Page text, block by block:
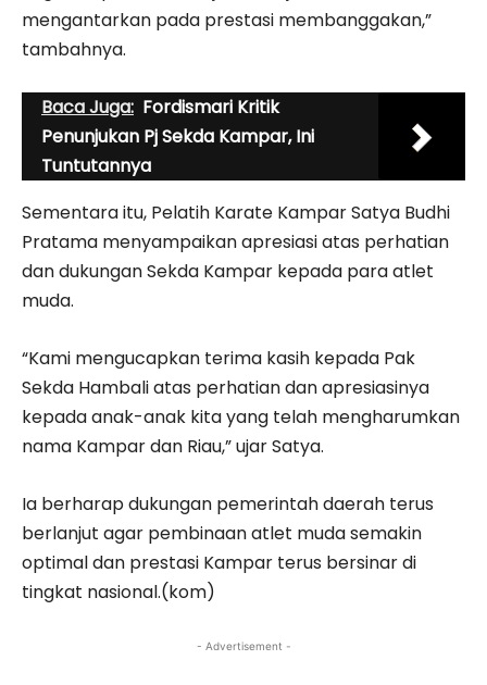
mengantarkan pada prestasi membanggakan,”
tambahnya.
Baca Juga: Fordismari Kritik
Penunjukan Pj Sekda Kampar, Ini
Tuntutannya
Sementara itu, Pelatih Karate Kampar Satya Budhi
Pratama menyampaikan apresiasi atas perhatian
dan dukungan Sekda Kampar kepada para atlet
muda.
“Kami mengucapkan terima kasih kepada Pak
Sekda Hambali atas perhatian dan apresiasinya
kepada anak-anak kita yang telah mengharumkan
nama Kampar dan Riau,” ujar Satya.
Ia berharap dukungan pemerintah daerah terus
berlanjut agar pembinaan atlet muda semakin
optimal dan prestasi Kampar terus bersinar di
tingkat nasional.(kom)
- Advertisement -